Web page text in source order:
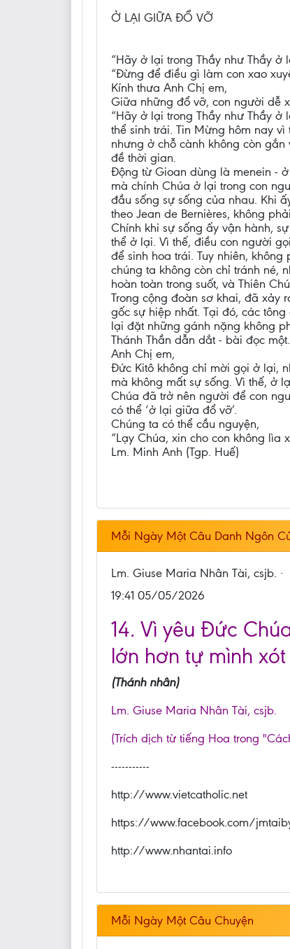
Ở LẠI GIỮA ĐỔ VỠ
“Hãy ở lại trong Thầy như Thầy ở
“Đừng để điều gì làm con xao
Kính thưa Anh Chị em,
Giữa những đổ vỡ, con người dễ
“Hãy ở lại trong Thầy như Thầy
thể sinh trái. Tin Mừng hôm nay
nhưng ở chỗ cành không còn
đề thời gian.
Động từ Gioan dùng là menein -
mà chính Chúa ở lại trong con
đầu sống sự sống của nhau. Khi
theo Jean de Bernières, không
Chính khi sự sống ấy vận hành,
thể ở lại. Vì thế, điều con người
để sinh hoa trái. Tuy nhiên,
chúng ta không còn chỉ tránh né,
hoàn toàn trong suốt, và Thiên
Trong cộng đoàn sơ khai, đã xảy
gốc sự hiệp nhất. Tại đó, các
lại đặt những gánh nặng không
Thánh Thần dẫn dắt - bài đọc một.
Anh Chị em,
Đức Kitô không chỉ mời gọi ở lại,
mà không mất sự sống. Vì thế, ở
Chúa đã trở nên người để con
có thể ‘ở lại giữa đổ vỡ’.
Chúng ta có thể cầu nguyện,
“Lạy Chúa, xin cho con không lìa
Lm. Minh Anh (Tgp. Huế)
Mỗi Ngày Một Câu Danh Ngôn
Lm. Giuse Maria Nhân Tài, csjb. ·
19:41 05/05/2026
14. Vì yêu Đức
lớn hơn tự mình
(Thánh nhân)
Lm. Giuse Maria Nhân Tài, csjb.
(Trích dịch từ tiếng Hoa trong
-----------
http://www.vietcatholic.net
https://www.facebook.com/
http://www.nhantai.info
Mỗi Ngày Một Câu Chuyện